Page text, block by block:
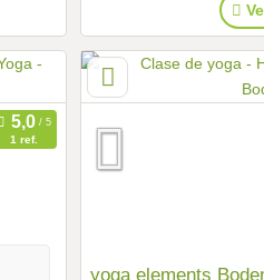
1 ref.
yoga elements